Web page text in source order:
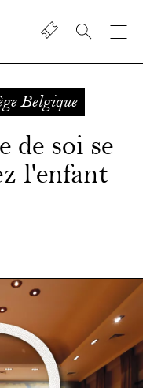
Shop
Belgique
de soi se
l'enfant